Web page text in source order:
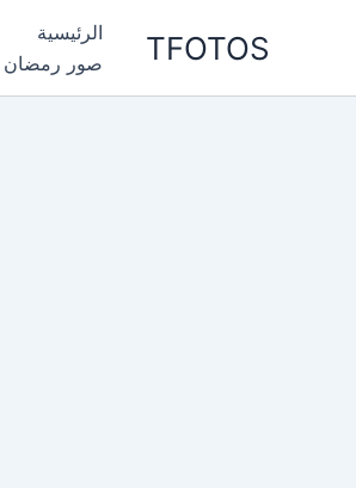
TFOTOS الرئيسية
صور رمضان